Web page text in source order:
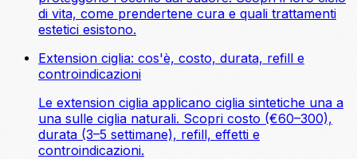
di vita, come prendertene cura e quali trattamenti
estetici esistono.
Extension ciglia: cos'è, costo, durata, refill e
controindicazioni
Le extension ciglia applicano ciglia sintetiche una a
una sulle ciglia naturali. Scopri costo (€60–300),
durata (3–5 settimane), refill, effetti e
controindicazioni.